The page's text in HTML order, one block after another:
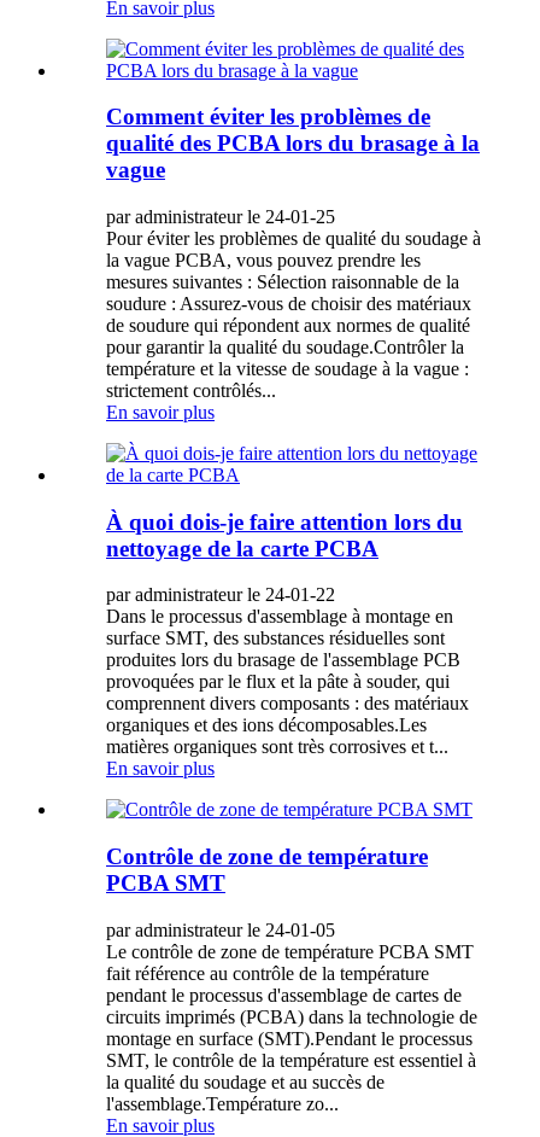
En savoir plus
Comment éviter les problèmes de
qualité des PCBA lors du brasage à la
vague
par administrateur le 24-01-25
Pour éviter les problèmes de qualité du soudage à
la vague PCBA, vous pouvez prendre les
mesures suivantes : Sélection raisonnable de la
soudure : Assurez-vous de choisir des matériaux
de soudure qui répondent aux normes de qualité
pour garantir la qualité du soudage.Contrôler la
température et la vitesse de soudage à la vague :
strictement contrôlés...
En savoir plus
À quoi dois-je faire attention lors du
nettoyage de la carte PCBA
par administrateur le 24-01-22
Dans le processus d'assemblage à montage en
surface SMT, des substances résiduelles sont
produites lors du brasage de l'assemblage PCB
provoquées par le flux et la pâte à souder, qui
comprennent divers composants : des matériaux
organiques et des ions décomposables.Les
matières organiques sont très corrosives et t...
En savoir plus
Contrôle de zone de température
PCBA SMT
par administrateur le 24-01-05
Le contrôle de zone de température PCBA SMT
fait référence au contrôle de la température
pendant le processus d'assemblage de cartes de
circuits imprimés (PCBA) dans la technologie de
montage en surface (SMT).Pendant le processus
SMT, le contrôle de la température est essentiel à
la qualité du soudage et au succès de
l'assemblage.Température zo...
En savoir plus